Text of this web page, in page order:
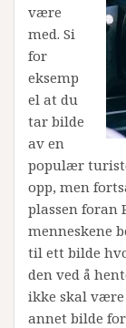
være
med. Si
for
eksemp
el at du
tar bilde
av en
populær
opp, men
plassen foran
menneskene
til ett bilde
den ved å
ikke skal
annet bilde